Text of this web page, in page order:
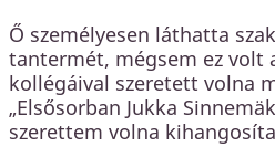
Ő személyesen láthatta
tantermét, mégsem ez volt
kollégáival szeretett volna
„Elsősorban Jukka
szerettem volna